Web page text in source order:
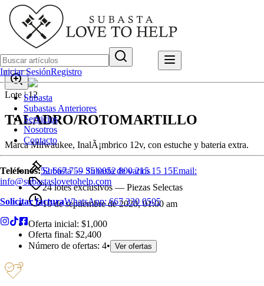
Iniciar SesiónRegistro
Subasta
Subastas Anteriores
Servicios
Nosotros
Contacto
Teléfonos:52 667 759 35 0052 800 215 15 15Email:
info@subastaslovetohelp.com
Solicitar facturaWhatsApp:667 330 0505
Lote |12
TALADRO/ROTOMARTILLO
Marca Milwaukee, InalÃ¡mbrico 12v, con estuche y bateria extra.
Subasta — Subasta de varios
24 lotes exclusivos — Piezas Selectas
10 de septiembre de 2020, 01:00 am
Oferta inicial: $1,000
Oferta final: $2,400
Número de ofertas: 4• Ver ofertas